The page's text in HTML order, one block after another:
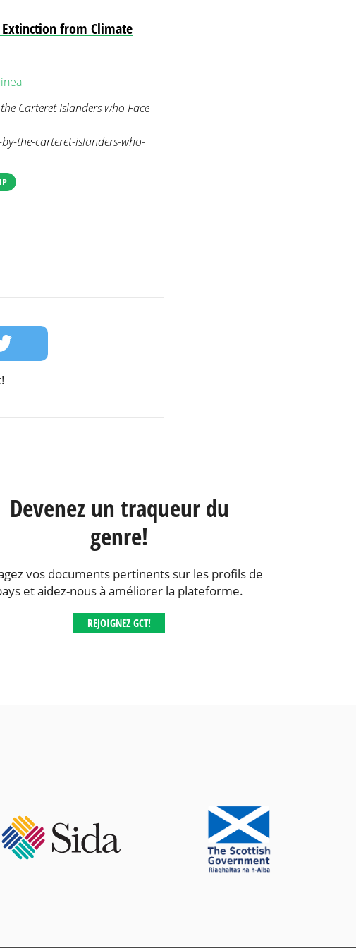
from Climate
Carteret Islanders who Face
the-carteret-islanders-who-
Devenez un traqueur du
genre!
vos documents pertinents sur les profils de
et aidez-nous à améliorer la plateforme.
REJOIGNEZ GCT!